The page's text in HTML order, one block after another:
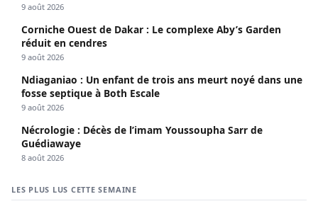
9 août 2026
Corniche Ouest de Dakar : Le complexe Aby’s Garden
réduit en cendres
9 août 2026
Ndiaganiao : Un enfant de trois ans meurt noyé dans une
fosse septique à Both Escale
9 août 2026
Nécrologie : Décès de l’imam Youssoupha Sarr de
Guédiawaye
8 août 2026
LES PLUS LUS CETTE SEMAINE